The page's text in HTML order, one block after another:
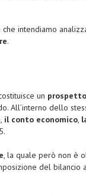
intendiamo
.
un
All’interno dello
, il conto economico,
, la quale però non è
del bilancio